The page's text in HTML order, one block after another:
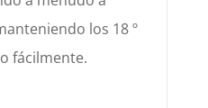
los 18 º
fácilmente.